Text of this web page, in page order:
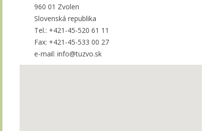
960 01 Zvolen
Slovenská republika
Tel.: +421-45-520 61 11
Fax: +421-45-533 00 27
e-mail: info@tuzvo.sk